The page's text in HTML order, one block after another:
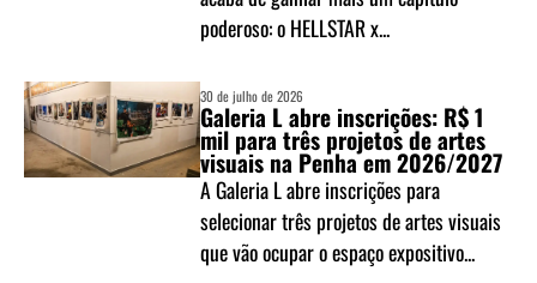
poderoso: o HELLSTAR x...
30 de julho de 2026
Galeria L abre inscrições: R$ 1
mil para três projetos de artes
visuais na Penha em 2026/2027
A Galeria L abre inscrições para
selecionar três projetos de artes visuais
que vão ocupar o espaço expositivo...